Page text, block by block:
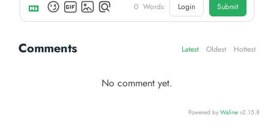
0 Words Login Submit
Comments Latest Oldest Hottest
No comment yet.
Powered by Waline v2.15.8